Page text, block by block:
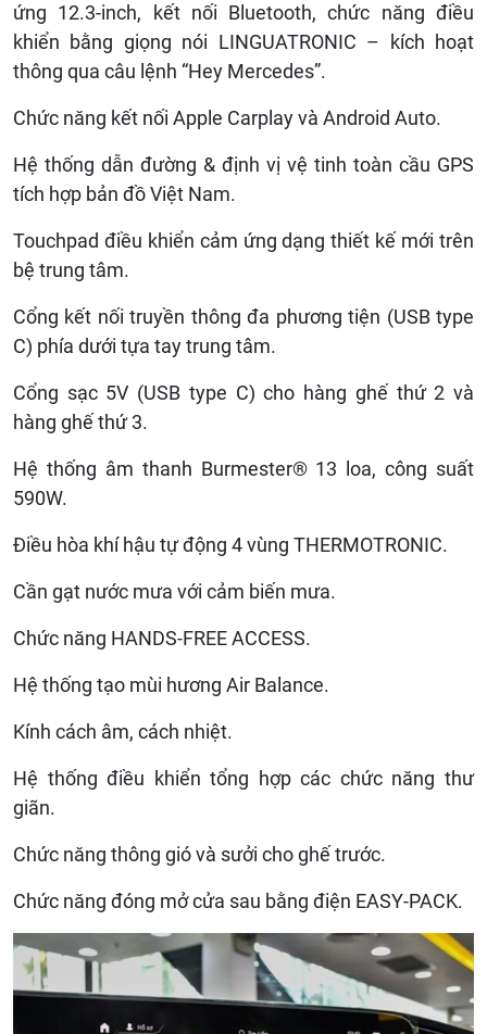
ứng 12.3-inch, kết nối Bluetooth, chức năng điều
khiển bằng giọng nói LINGUATRONIC – kích hoạt
thông qua câu lệnh “Hey Mercedes”.
Chức năng kết nối Apple Carplay và Android Auto.
Hệ thống dẫn đường & định vị vệ tinh toàn cầu GPS
tích hợp bản đồ Việt Nam.
Touchpad điều khiển cảm ứng dạng thiết kế mới trên
bệ trung tâm.
Cổng kết nối truyền thông đa phương tiện (USB type
C) phía dưới tựa tay trung tâm.
Cổng sạc 5V (USB type C) cho hàng ghế thứ 2 và
hàng ghế thứ 3.
Hệ thống âm thanh Burmester® 13 loa, công suất
590W.
Điều hòa khí hậu tự động 4 vùng THERMOTRONIC.
Cần gạt nước mưa với cảm biến mưa.
Chức năng HANDS-FREE ACCESS.
Hệ thống tạo mùi hương Air Balance.
Kính cách âm, cách nhiệt.
Hệ thống điều khiển tổng hợp các chức năng thư
giãn.
Chức năng thông gió và sưởi cho ghế trước.
Chức năng đóng mở cửa sau bằng điện EASY-PACK.